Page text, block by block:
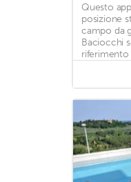
Questo
posizione
campo da
Baciocchi
riferimento